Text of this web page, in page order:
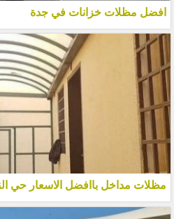
افضل مظلات خزانات في جدة
مظلات مداخل باافضل الاسعار حي